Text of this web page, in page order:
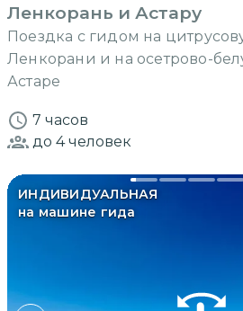
Ленкорань и Астару
Поездка с гидом на
Ленкорани и на осетрово-
Астаре
7 часов
до 4человек
ИНДИВИДУАЛЬНАЯ
на машине гида